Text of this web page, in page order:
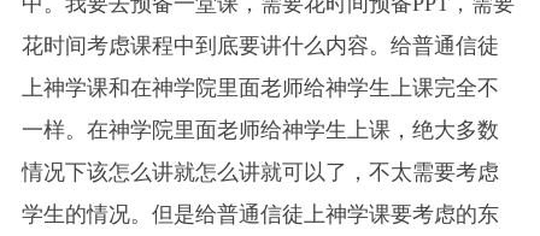
花时间考虑课程中到底要讲什么内容。给普通信徒
上神学课和在神学院里面老师给神学生上课完全不
一样。在神学院里面老师给神学生上课，绝大多数
情况下该怎么讲就怎么讲就可以了，不太需要考虑
学生的情况。但是给普通信徒上神学课要考虑的东